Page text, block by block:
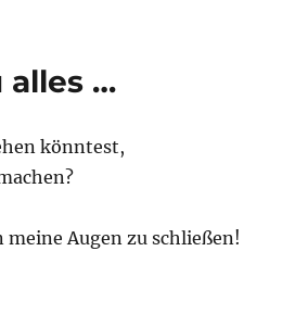
alles …
könntest,
meine Augen zu schließen!